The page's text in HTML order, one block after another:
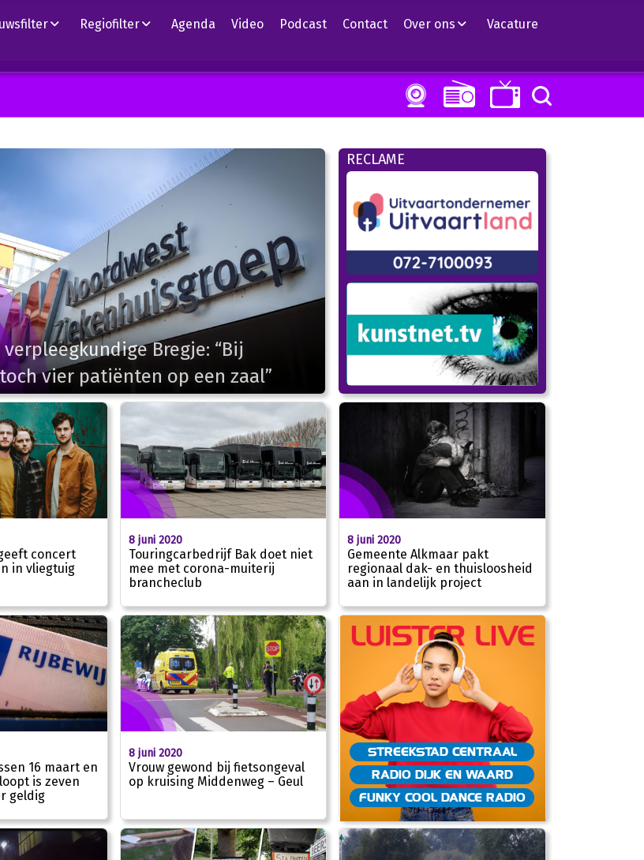
Regiofilter Agenda Video Podcast Contact Over ons Vacature
Bregje: “Bij
vier patiënten op een zaal”
RECLAME
concert
in vliegtuig
8 juni 2020
Touringcarbedrijf Bak doet niet
mee met corona-muiterij
brancheclub
8 juni 2020
Gemeente Alkmaar pakt
regionaal dak- en thuisloosheid
aan in landelijk project
16 maart en
is zeven
geldig
8 juni 2020
Vrouw gewond bij fietsongeval
op kruising Middenweg – Geul
STREEKSTAD CENTRAAL
RADIO DIJK EN WAARD
FUNKY COOL DANCE RADIO